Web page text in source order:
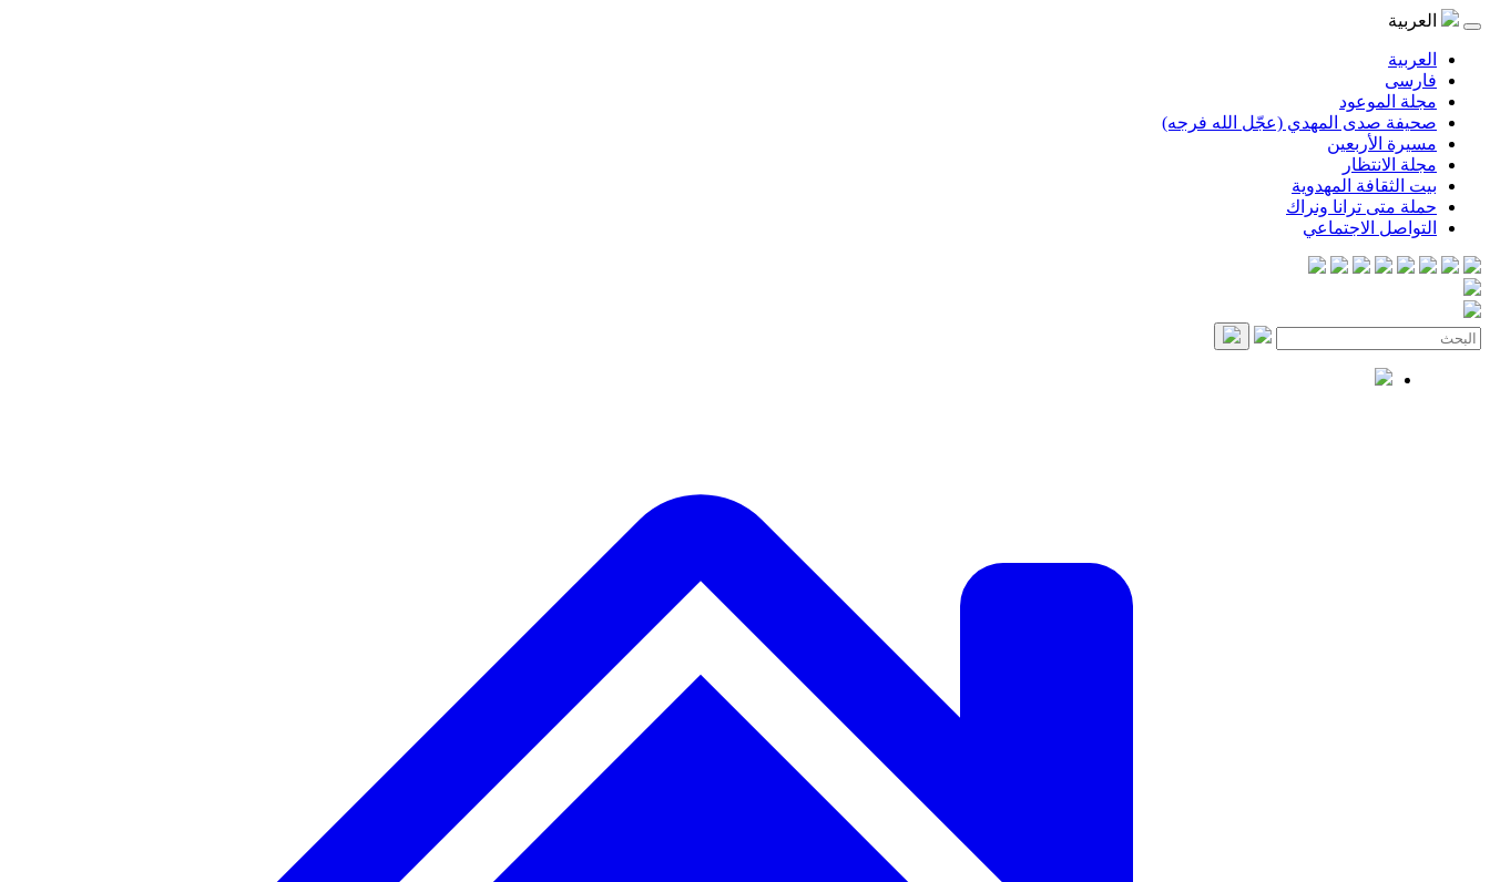
العربية
العربية
فارسی
مجلة الموعود
صحيفة صدى المهدي (عجّل الله فرجه)
مسيرة الأربعين
مجلة الانتظار
بيت الثقافة المهدوية
حملة متى ترانا ونراك
التواصل الاجتماعي